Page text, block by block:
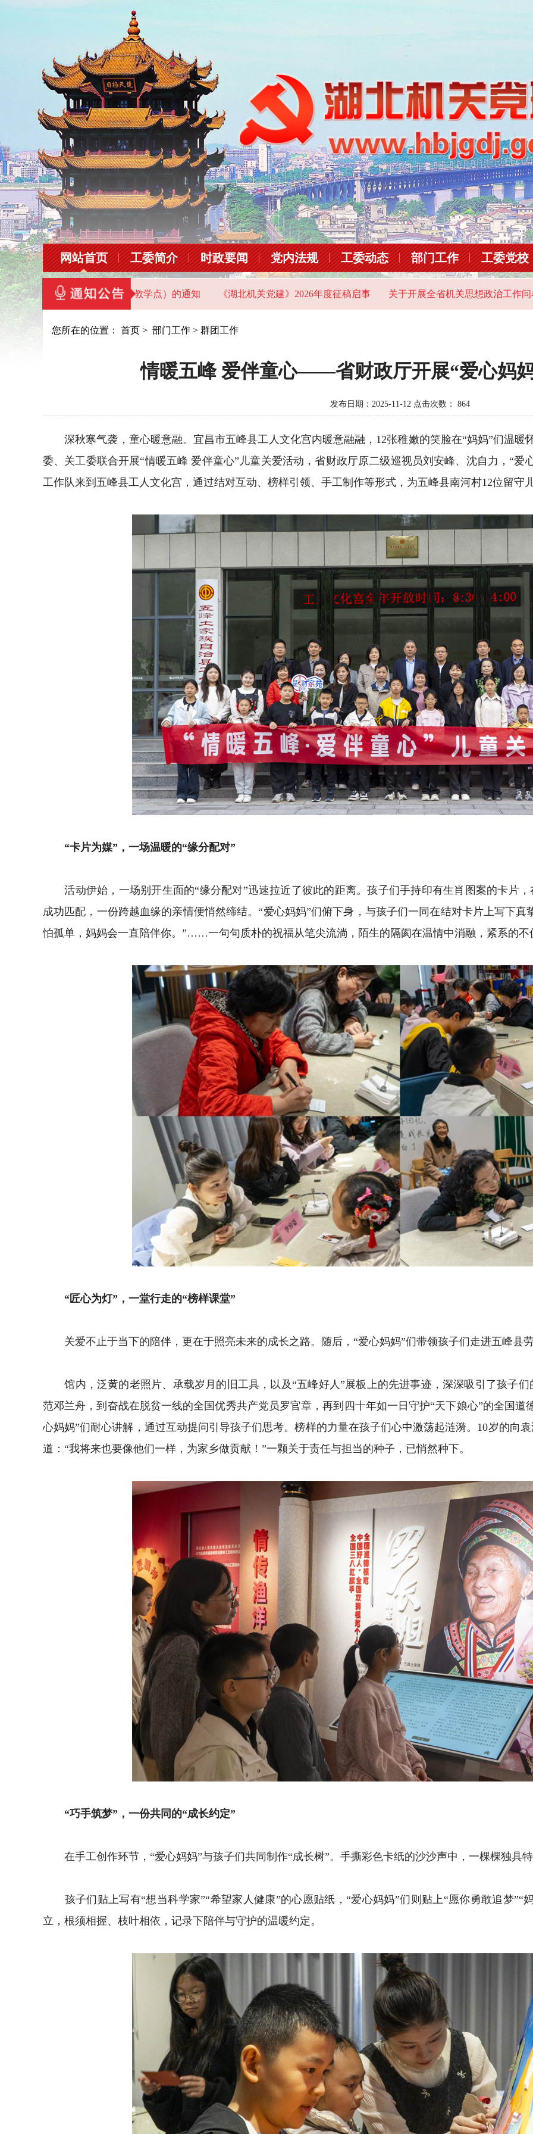
网站首页 工委简介 时政要闻 党内法规 工委动态 部门工作 工委党校
员干部教育基地（教学点）的通知 《湖北机关党建》2026年度征稿启事 关于开展全省机关思想政治工作问卷调查的通
您所在的位置： 首页 > 部门工作 > 群团工作
情暖五峰 爱伴童心——省财政厅开展“爱心妈
发布日期：2025-11-12 点击次数： 864
深秋寒气袭，童心暖意融。宜昌市五峰县工人文化宫内暖意融融，12张稚嫩的笑脸在“妈妈”们温暖
委、关工委联合开展“情暖五峰 爱伴童心”儿童关爱活动，省财政厅原二级巡视员刘安峰、沈自力，“爱
工作队来到五峰县工人文化宫，通过结对互动、榜样引领、手工制作等形式，为五峰县南河村12位留守
“卡片为媒”，一场温暖的“缘分配对”
活动伊始，一场别开生面的“缘分配对”迅速拉近了彼此的距离。孩子们手持印有生肖图案的卡片，
成功匹配，一份跨越血缘的亲情便悄然缔结。“爱心妈妈”们俯下身，与孩子们一同在结对卡片上写下真
怕孤单，妈妈会一直陪伴你。”……一句句质朴的祝福从笔尖流淌，陌生的隔阂在温情中消融，紧系的
“匠心为灯”，一堂行走的“榜样课堂”
关爱不止于当下的陪伴，更在于照亮未来的成长之路。随后，“爱心妈妈”们带领孩子们走进五峰县
馆内，泛黄的老照片、承载岁月的旧工具，以及“五峰好人”展板上的先进事迹，深深吸引了孩子们
范邓兰舟，到奋战在脱贫一线的全国优秀共产党员罗官章，再到四十年如一日守护“天下娘心”的全国
心妈妈”们耐心讲解，通过互动提问引导孩子们思考。榜样的力量在孩子们心中激荡起涟漪。10岁的向
道：“我将来也要像他们一样，为家乡做贡献！”一颗关于责任与担当的种子，已悄然种下。
“巧手筑梦”，一份共同的“成长约定”
在手工创作环节，“爱心妈妈”与孩子们共同制作“成长树”。手撕彩色卡纸的沙沙声中，一棵棵独具
孩子们贴上写有“想当科学家”“希望家人健康”的心愿贴纸，“爱心妈妈”们则贴上“愿你勇敢追梦”“
立，根须相握、枝叶相依，记录下陪伴与守护的温暖约定。